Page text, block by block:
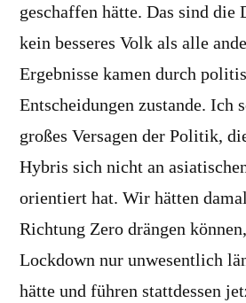
geschaffen hätte. Das sind die
kein besseres Volk als alle
Ergebnisse kamen durch
Entscheidungen zustande. Ich
großes Versagen der Politik,
Hybris sich nicht an
orientiert hat. Wir hätten
Richtung Zero drängen
Lockdown nur unwesentlich
hätte und führen stattdessen